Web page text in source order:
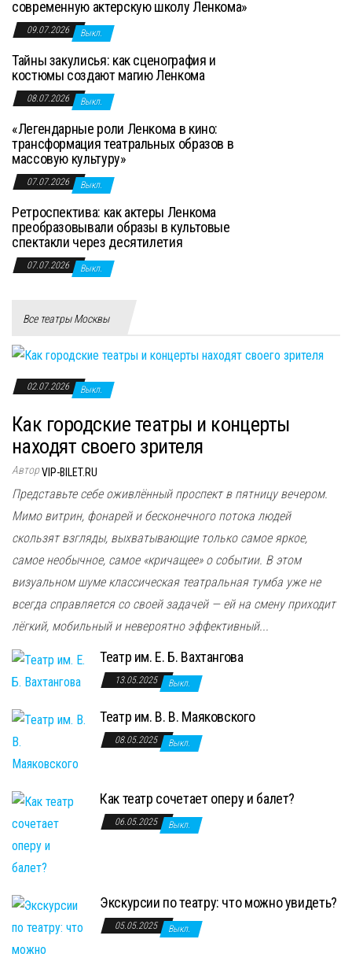
современную актерскую школу Ленкома»
09.07.2026 Выкл.
Тайны закулисья: как сценография и
костюмы создают магию Ленкома
08.07.2026 Выкл.
«Легендарные роли Ленкома в кино:
трансформация театральных образов в
массовую культуру»
07.07.2026 Выкл.
Ретроспектива: как актеры Ленкома
преобразовывали образы в культовые
спектакли через десятилетия
07.07.2026 Выкл.
Все театры Москвы
02.07.2026 Выкл.
Как городские театры и концерты
находят своего зрителя
АвторVIP-BILET.RU
Представьте себе оживлённый проспект в пятницу вечером.
Мимо витрин, фонарей и бесконечного потока людей
скользят взгляды, выхватывающие только самое яркое,
самое необычное, самое «кричащее» о событии. В этом
визуальном шуме классическая театральная тумба уже не
всегда справляется со своей задачей — ей на смену приходит
лёгкий, мобильный и невероятно эффективный...
Театр им. Е. Б. Вахтангова
13.05.2025 Выкл.
Театр им. В. В. Маяковского
08.05.2025 Выкл.
Как театр сочетает оперу и балет?
06.05.2025 Выкл.
Экскурсии по театру: что можно увидеть?
05.05.2025 Выкл.